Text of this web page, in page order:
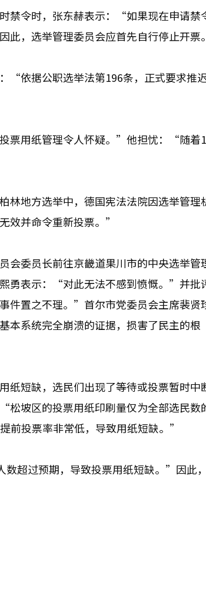
禁令时，张东赫表示：“如果现在申请禁
此，选举管理委员会应首先自行停止开票
“依据公职选举法第196条，正式要求推
票用纸管理令人怀疑。”他担忧：“随着
林地方选举中，德国宪法法院因选举管理
效并命令重新投票。”
会委员长前往京畿道果川市的中央选举管
勇表示：“对此无法不感到愤慨。”并批
件置之不理。”首尔市党委员会主席裴贤
本系统完全崩溃的证据，损害了民主的根
纸短缺，选民们出现了等待或投票暂时中
松坡区的投票用纸印刷量仅为全部选民数
投票率非常低，导致用纸短缺。”
超过预期，导致投票用纸短缺。”因此